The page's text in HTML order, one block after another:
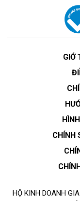
GIỚ
CHÍNH
HỘ KINH DOANH